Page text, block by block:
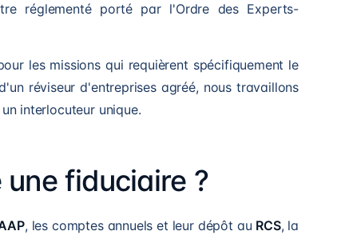
réglementé porté par l'Ordre des Experts-
les missions qui requièrent spécifiquement le
réviseur d'entreprises agréé, nous travaillons
interlocuteur unique.
fiduciaire ?
, les comptes annuels et leur dépôt au RCS, la